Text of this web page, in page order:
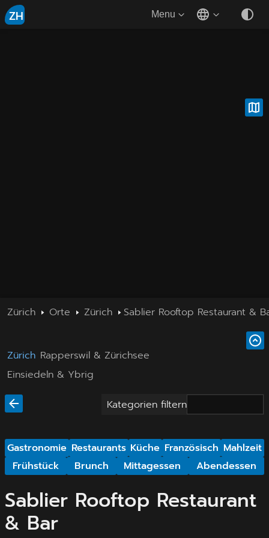
ZH Menu
Zürich Orte Zürich Sablier Rooftop Restaurant &
Zürich Rapperswil & Zürichsee
Einsiedeln & Ybrig
Kategorien filtern
Gastronomie Restaurants Küche Französisch Mahlzeit
Frühstück
Brunch Mittagessen Abendessen
Sablier Rooftop Restaurant
& Bar